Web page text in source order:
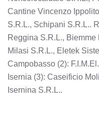
Cantine Vincenzo
S.R.L., Schipani S.R.L..
Reggina S.R.L.,
Milasi S.R.L., Eletek
Campobasso (2):
Isernia (3): Caseificio
Isernina S.R.L..